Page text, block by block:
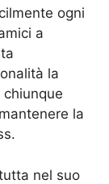
ogni
a
la
la
nel suo